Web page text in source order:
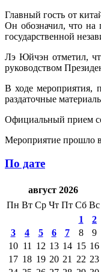
Главный гость от
Он обозначил, что на
государственной
Лэ Юйчэн отметил,
руководством
В ходе мероприятия,
раздаточные
Официальный прием
Мероприятие прошло
По дате
август 2026
Пн Вт Ср Чт Пт Сб Вс
1
2
3
4 5 6 7 8
9
10 11 12 13 14 15 16
17 18 19 20 21 22 23